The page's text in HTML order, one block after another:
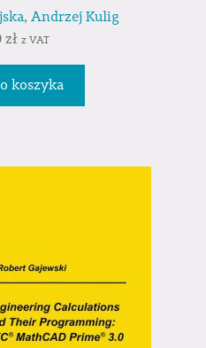
, Andrzej Kulig
zł z VAT
koszyka